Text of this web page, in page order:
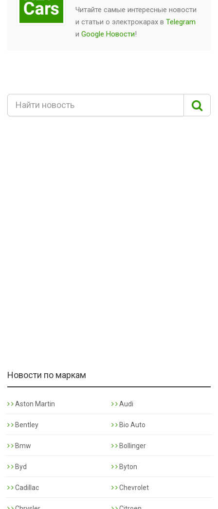
Читайте самые интересные новости
и статьи о электрокарах в Telegram
и Google Новости!
Новости по маркам
Aston Martin Audi
Bentley Bio Auto
Bmw Bollinger
Byd Byton
Cadillac Chevrolet